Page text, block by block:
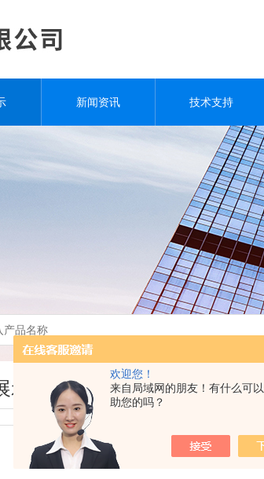
欢迎您！
来自局域网的朋友！有什么可
助您的吗？
新闻资讯 技术支持
您现在的